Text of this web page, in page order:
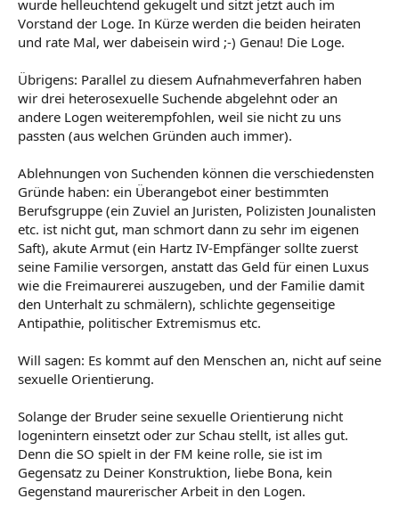
wurde helleuchtend gekugelt und sitzt jetzt auch im
Vorstand der Loge. In Kürze werden die beiden heiraten
und rate Mal, wer dabeisein wird ;-) Genau! Die Loge.
Übrigens: Parallel zu diesem Aufnahmeverfahren haben
wir drei heterosexuelle Suchende abgelehnt oder an
andere Logen weiterempfohlen, weil sie nicht zu uns
passten (aus welchen Gründen auch immer).
Ablehnungen von Suchenden können die verschiedensten
Gründe haben: ein Überangebot einer bestimmten
Berufsgruppe (ein Zuviel an Juristen, Polizisten Jounalisten
etc. ist nicht gut, man schmort dann zu sehr im eigenen
Saft), akute Armut (ein Hartz IV-Empfänger sollte zuerst
seine Familie versorgen, anstatt das Geld für einen Luxus
wie die Freimaurerei auszugeben, und der Familie damit
den Unterhalt zu schmälern), schlichte gegenseitige
Antipathie, politischer Extremismus etc.
Will sagen: Es kommt auf den Menschen an, nicht auf seine
sexuelle Orientierung.
Solange der Bruder seine sexuelle Orientierung nicht
logenintern einsetzt oder zur Schau stellt, ist alles gut.
Denn die SO spielt in der FM keine rolle, sie ist im
Gegensatz zu Deiner Konstruktion, liebe Bona, kein
Gegenstand maurerischer Arbeit in den Logen.